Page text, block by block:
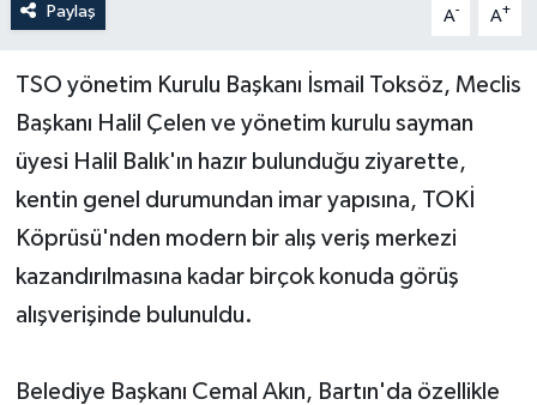
Paylaş A- A+
TSO yönetim Kurulu Başkanı İsmail Toksöz, Meclis
Başkanı Halil Çelen ve yönetim kurulu sayman
üyesi Halil Balık'ın hazır bulunduğu ziyarette,
kentin genel durumundan imar yapısına, TOKİ
Köprüsü'nden modern bir alış veriş merkezi
kazandırılmasına kadar birçok konuda görüş
alışverişinde bulunuldu.
Belediye Başkanı Cemal Akın, Bartın'da özellikle
Yerel Yönetimler
DÜNYA